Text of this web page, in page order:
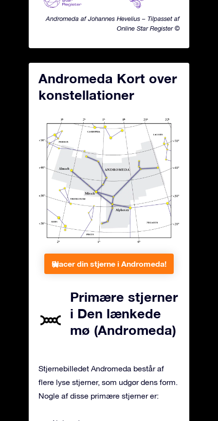
Andromeda af Johannes Hevelius – Tilpasset af
Online Star Register ©
Andromeda Kort over
konstellationer
Placer din stjerne i Andromeda!
Primære stjerner
i Den lænkede
mø (Andromeda)
Stjernebilledet Andromeda består af
flere lyse stjerner, som udgør dens form.
Nogle af disse primære stjerner er: